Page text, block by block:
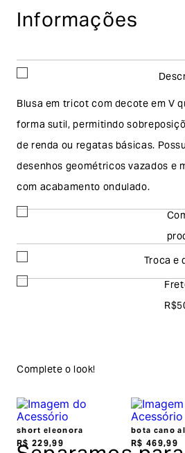
Informações
Blusa em tricot com decote em V
forma sutil, permitindo
de renda ou regatas básicas.
desenhos geométricos vazados e
com acabamento ondulado.
Troca e
escolher a modalidade troca, no
Garage, você receberá um vale no
correspondente a(s) peça(s)
Complete o look!
short eleonora
R$229,99
bota cano
R$ 469,99